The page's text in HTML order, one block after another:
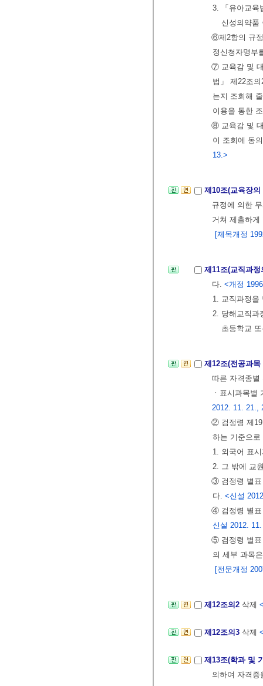
3. 「유아교육
신성의약품
⑥제2항의 규
정신청자명부
⑦ 교육감 및
법」 제22조
는지 조회해
이용을 통한
⑧ 교육감 및
이 조회에 동
13.>
제10조(교육장
규정에 의한
거쳐 제출하
[제목개정
제11조(교직과
다. <개정
1. 교직과정을
2. 당해교직과
초등학교
제12조(전공과
따른 자격종별
ㆍ표시과목
2012. 11. 21.,
② 검정령 제19
하는 기준으
1. 외국어 표
2. 그 밖에 교
③ 검정령 별표
다. <신설
④ 검정령 별표
신설 2012.
⑤ 검정령 별표
의 세부 과목
[전문개정
제12조의2 삭제
제12조의3 삭제
제13조(학과 및
의하여 자격